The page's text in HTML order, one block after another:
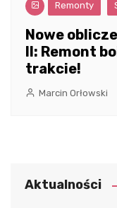
Remonty
Nowe
II: Remont
trakcie!
Marcin Orłowski
Aktualności